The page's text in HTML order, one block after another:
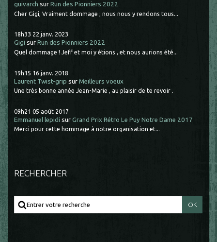
guivarch surRun des Pionniers 2022
Cher Gigi, Vraiment dommage ; nous nous y rendons tous...
18h33 22 janv. 2023
Gigi surRun des Pionniers 2022
Quel dommage ! Jeff et moi y étions , et nous aurions été...
19h15 16 janv. 2018
Laurent Twist-grip surMeilleurs voeux
Une très bonne année Jean-Marie , au plaisir de te revoir .
09h21 05 août 2017
Emmanuel lepidi surGrand Prix Rétro Le Puy Notre Dame 2017
Merci pour cette hommage à notre organisation et...
RECHERCHER